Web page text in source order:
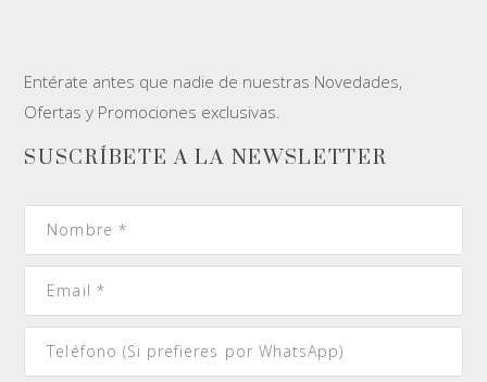
Entérate antes que nadie de nuestras Novedades,
Ofertas y Promociones exclusivas.
SUSCRÍBETE A LA NEWSLETTER